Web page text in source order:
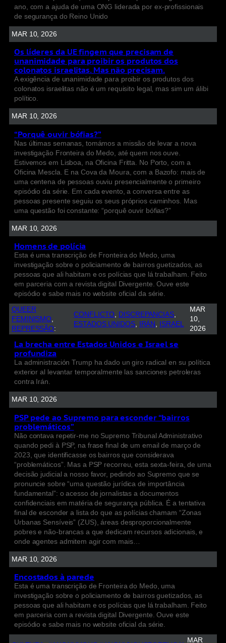
ano, com a ajuda de uma ONG liderada por ex-profissionais
de segurança do Reino Unido
MAR 10, 2026
Os líderes da UE fingem que precisam de
unanimidade para proibir os produtos dos
colonatos israelitas. Mas não precisam.
A exigência de unanimidade para proibir os produtos dos
colonatos israelitas não é um requisito legal, mas sim um álibi
político.
MAR 10, 2026
“Porquê ouvir bófias?”
Nas últimas semanas, tomámos a missão de levar a nova
investigação Fronteira do Medo, até quem nos ouve.
Estivemos em Lisboa, na Oficina Fritta. No Porto, com a
Oficina Mescla. E na Cova da Moura, com a Bazofo: mais de
uma centena de pessoas ouviu presencialmente o primeiro
episódio da série. Em cada evento, a conversa entre as
pessoas presente seguiu os seus próprios caminhos. Mas
uma questão foi constante: “porquê ouvir bófias?”
MAR 10, 2026
Homens de polícia
Esta é uma transcrição de Fronteira do Medo, uma
investigação sobre o policiamento de bairros guetizados, as
pessoas que ali habitam e os polícias que lá trabalham. Feito
em parceria com a revista digital Divergente. Ouve este
episódio e sabe mais no website oficial da série.
QUEER
FEMINISMO
REPRESSÃO:
CONFLICTO DISCREPANCIAS
ESTADOS UNIDOS, IRÁN ISRAEL
MAR
10,
2026
La brecha entre Estados Unidos e Israel se
profundiza
La administración Trump ha dado un giro radical en su política
exterior al levantar temporalmente las sanciones petroleras
contra Irán.
MAR 10, 2026
PSP pede ao Supremo para esconder “bairros
problemáticos”
Não contava repetir-me no Supremo Tribunal Administrativo
quando pedi à PSP, na frase final de um email de março de
2023, que identificasse os bairros que considerava
“problemáticos”. Mas a PSP recorreu, esta sexta-feira, de uma
decisão judicial a nosso favor, pedindo ao Supremo que se
pronuncie sobre “uma questão jurídica de importância
fundamental”: o acesso de jornalistas a documentos
confidenciais em matéria de segurança pública. É a tentativa
final de esconder a lista do que as polícias chamam “Zonas
Urbanas Sensíveis” (ZUS), áreas desproporcionalmente
pobres e não-brancas a que dedicam recursos adicionais, e
onde agentes admitem agir com mais…
MAR 10, 2026
Encostados à parede
Esta é uma transcrição de Fronteira do Medo, uma
investigação sobre o policiamento de bairros guetizados, as
pessoas que ali habitam e os polícias que lá trabalham. Feito
em parceria com a revista digital Divergente. Ouve este
episódio e sabe mais no website oficial da série.
MAR